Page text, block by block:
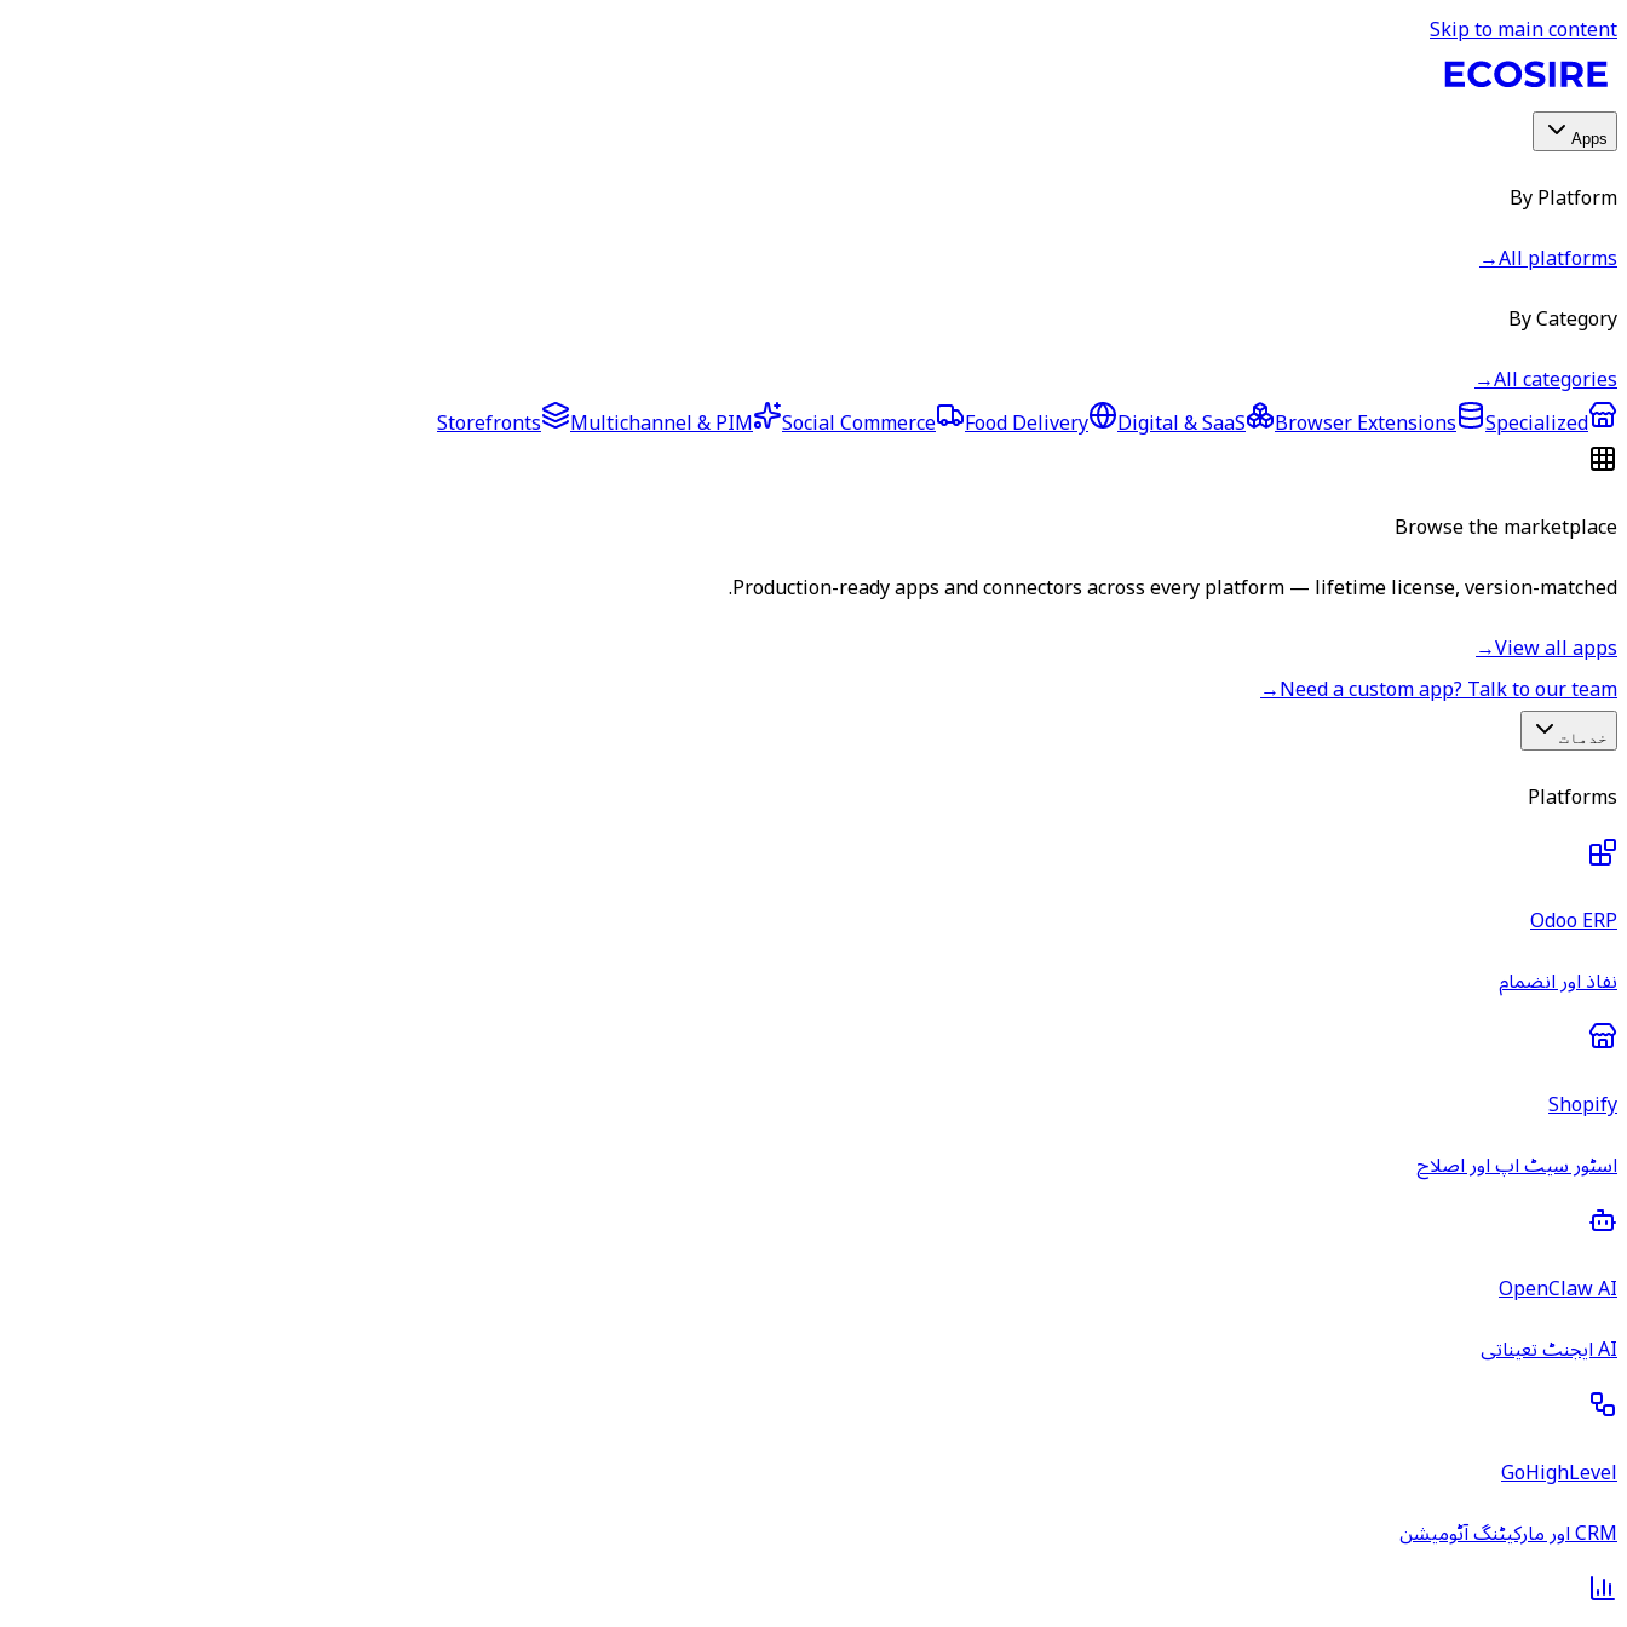
Skip to main content
Apps
By Platform
All platforms
→
By Category
All categories
→
Storefronts
Multichannel & PIM Social Commerce Food Delivery Digital & SaaS Browser Extensions Specialized
Browse the marketplace
Production-ready apps and connectors across every platform — lifetime license, version-matched.
View all apps
→
Need a custom app? Talk to our team
→
خدمات
Platforms
Odoo ERP
نفاذ اور انضمام
Shopify
اسٹور سیٹ اپ اور اصلاح
OpenClaw AI
AI ایجنٹ تعیناتی
GoHighLevel
CRM اور مارکیٹنگ آٹومیشن